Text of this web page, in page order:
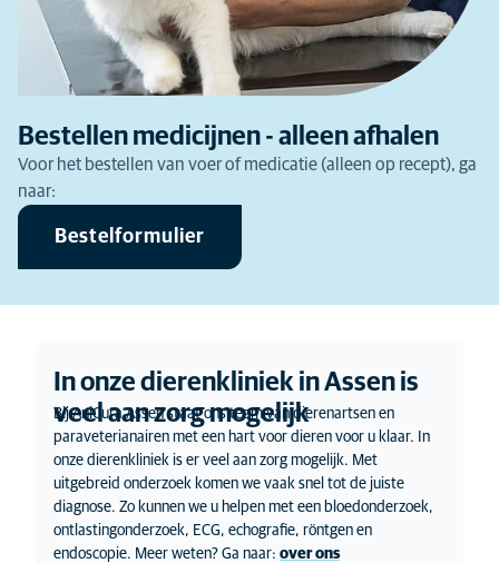
Bestellen medicijnen - alleen afhalen
Voor het bestellen van voer of medicatie (alleen op recept), ga
naar:
Bestelformulier
In onze dierenkliniek in Assen is
veel aan zorg mogelijk
Bij AniCura Assen staat ons team van dierenartsen en
paraveterianairen met een hart voor dieren voor u klaar. In
onze dierenkliniek is er veel aan zorg mogelijk. Met
uitgebreid onderzoek komen we vaak snel tot de juiste
diagnose. Zo kunnen we u helpen met een bloedonderzoek,
ontlastingonderzoek, ECG, echografie, röntgen en
endoscopie. Meer weten? Ga naar: over ons